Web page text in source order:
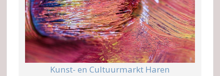
Kunst- en Cultuurmarkt Haren